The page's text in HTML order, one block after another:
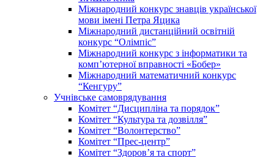
Міжнародний конкурс знавців української
мови імені Петра Яцика
Міжнародний дистанційний освітній
конкурс “Олімпіс”
Міжнародний конкурс з інформатики та
комп’ютерної вправності «Бобер»
Міжнародний математичний конкурс
“Кенгуру”
Учнівське самоврядування
Комітет “Дисципліна та порядок”
Комітет “Культура та дозвілля”
Комітет “Волонтерство”
Комітет “Прес-центр”
Комітет “Здоров’я та спорт”